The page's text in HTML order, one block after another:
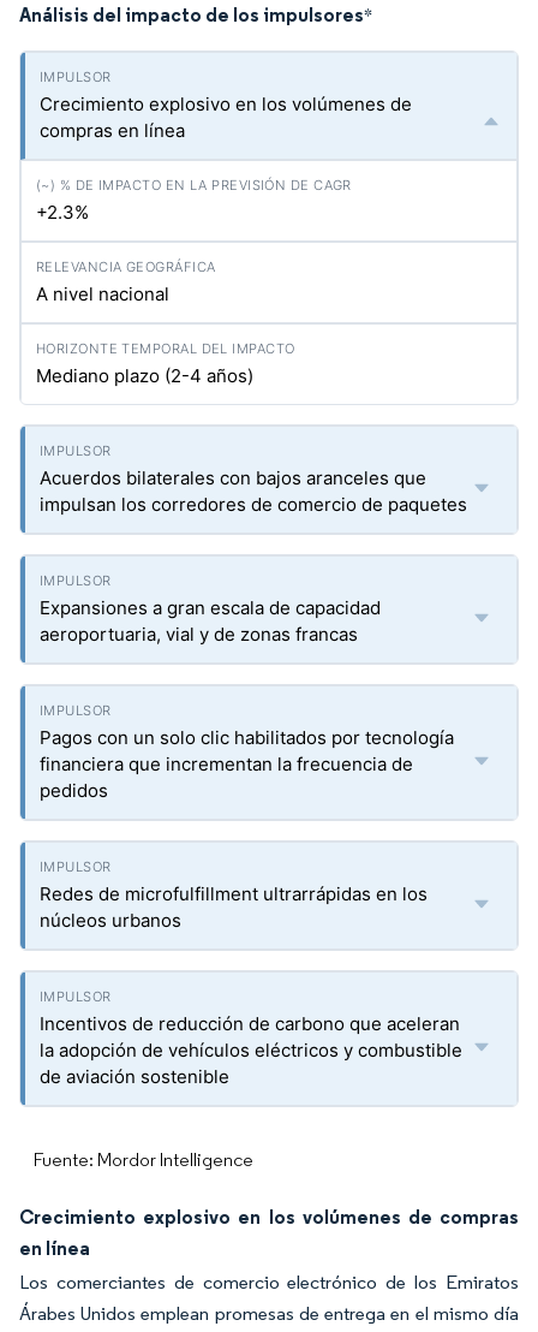
Análisis del impacto de los impulsores*
Crecimiento explosivo en los volúmenes de
compras en línea
+2.3%
A nivel nacional
Mediano plazo (2-4 años)
Acuerdos bilaterales con bajos aranceles que
impulsan los corredores de comercio de paquetes
Expansiones a gran escala de capacidad
aeroportuaria, vial y de zonas francas
Pagos con un solo clic habilitados por tecnología
financiera que incrementan la frecuencia de
pedidos
Redes de microfulfillment ultrarrápidas en los
núcleos urbanos
Incentivos de reducción de carbono que aceleran
la adopción de vehículos eléctricos y combustible
de aviación sostenible
Fuente: Mordor Intelligence
Crecimiento explosivo en los volúmenes de compras
en línea
Los comerciantes de comercio electrónico de los Emiratos
Árabes Unidos emplean promesas de entrega en el mismo día